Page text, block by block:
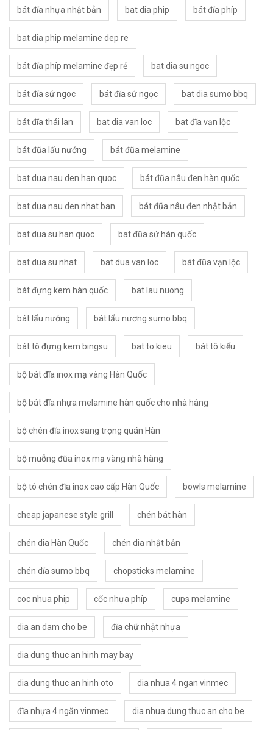
bát đĩa nhựa nhật bản bat dia phip bát đĩa phíp
bat dia phip melamine dep re
bát đĩa phíp melamine đẹp rẻ bat dia su ngoc
bát đĩa sứ ngoc bát đĩa sứ ngọc bat dia sumo bbq
bát đĩa thái lan bat dia van loc bat đĩa vạn lộc
bát đũa lẩu nướng bát đũa melamine
bat dua nau den han quoc bát đũa nâu đen hàn quốc
bat dua nau den nhat ban bát đũa nâu đen nhật bản
bat dua su han quoc bat đũa sứ hàn quốc
bat dua su nhat bat dua van loc bát đũa vạn lộc
bát đựng kem hàn quốc bat lau nuong
bát lẩu nướng bát lẩu nương sumo bbq
bát tô đựng kem bingsu bat to kieu bát tô kiểu
bộ bát đĩa inox mạ vàng Hàn Quốc
bộ bát đĩa nhựa melamine hàn quốc cho nhà hàng
bộ chén đĩa inox sang trọng quán Hàn
bộ muỗng đũa inox mạ vàng nhà hàng
bộ tô chén đĩa inox cao cấp Hàn Quốc bowls melamine
cheap japanese style grill chén bát hàn
chén dia Hàn Quốc chén dia nhật bản
chén dĩa sumo bbq chopsticks melamine
coc nhua phip cốc nhựa phíp cups melamine
dia an dam cho be đĩa chữ nhật nhựa
dia dung thuc an hinh may bay
dia dung thuc an hinh oto dia nhua 4 ngan vinmec
đĩa nhựa 4 ngăn vinmec dia nhua dung thuc an cho be